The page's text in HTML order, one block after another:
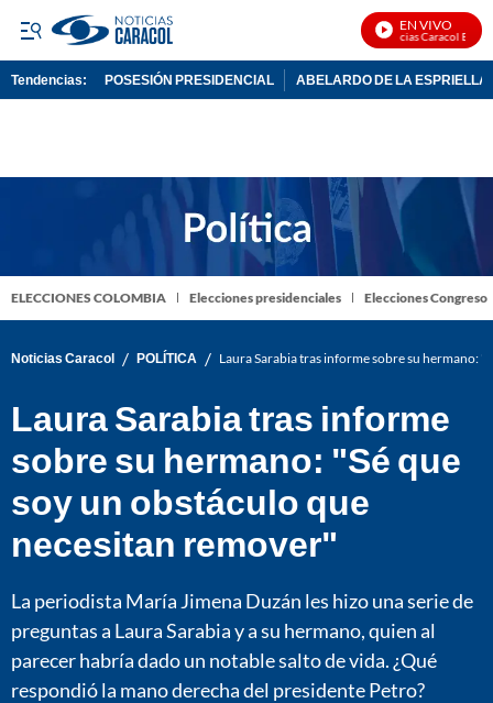
EN VIVO
Noticias Caracol En Vivo
Tendencias: POSESIÓN PRESIDENCIAL ABELARDO DE LA ESPRIELLA
ELECCIONES COLOMBIA Elecciones presidenciales Elecciones Congreso
Noticias Caracol / POLÍTICA / Laura Sarabia tras informe sobre su hermano:
Laura Sarabia tras informe
sobre su hermano: "Sé que
soy un obstáculo que
necesitan remover"
La periodista María Jimena Duzán les hizo una serie de
preguntas a Laura Sarabia y a su hermano, quien al
parecer habría dado un notable salto de vida. ¿Qué
respondió la mano derecha del presidente Petro?